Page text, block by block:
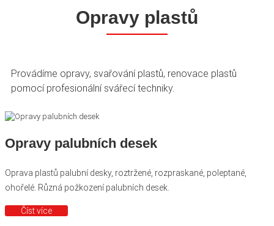
Opravy plastů
Provádíme opravy, svařování plastů, renovace plastů
pomocí profesionální svářecí techniky.
Opravy palubních desek
Oprava plastů palubní desky, roztržené, rozpraskané, poleptané,
ohořelé. Různá požkození palubních desek.
Číst více